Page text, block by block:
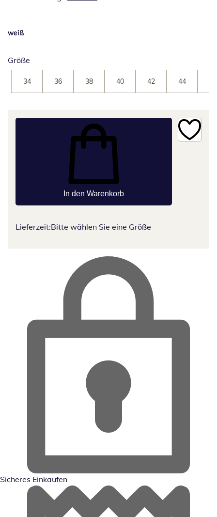
weiß
Größe
34 36 38 40 42 44
In den Warenkorb
Lieferzeit:Bitte wählen Sie eine Größe
Sicheres Einkaufen